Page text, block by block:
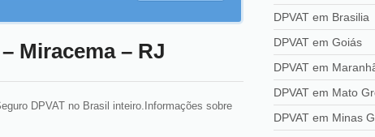
Miracema – RJ
DPVAT no Brasil inteiro.Informações sobre
DPVAT em Brasilia
DPVAT em Goiás
DPVAT em
DPVAT em Mato
DPVAT em Minas